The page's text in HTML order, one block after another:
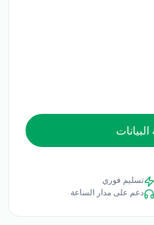
تسليم فوري
دعم على مدار الساعة